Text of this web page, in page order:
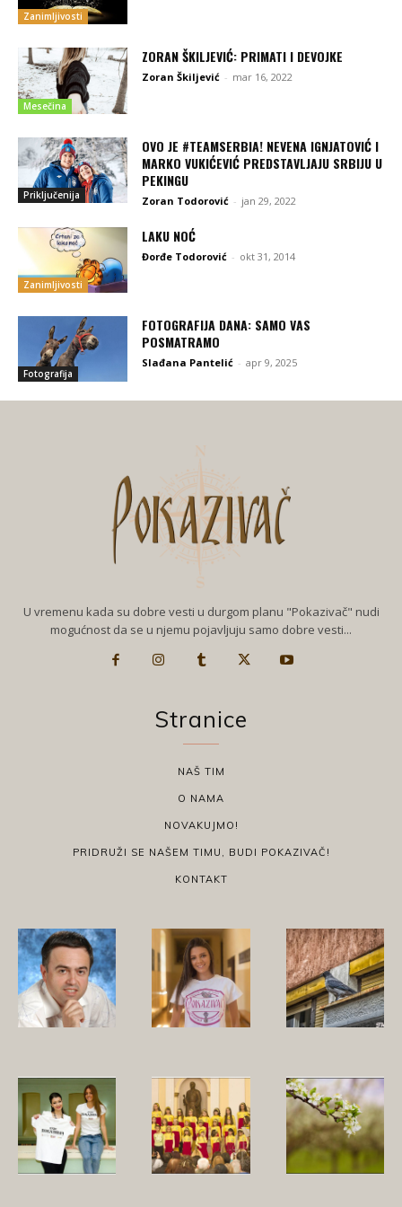
Zanimljivosti
Mesečina
ZORAN ŠKILJEVIĆ: PRIMATI I DEVOJKE
Zoran Škiljević - mar 16, 2022
Priključenija
OVO JE #TEAMSERBIA! NEVENA IGNJATOVIĆ I
MARKO VUKIĆEVIĆ PREDSTAVLJAJU SRBIJU U
PEKINGU
Zoran Todorović - jan 29, 2022
Zanimljivosti
LAKU NOĆ
Đorđe Todorović - okt 31, 2014
Fotografija
FOTOGRAFIJA DANA: SAMO VAS
POSMATRAMO
Slađana Pantelić - apr 9, 2025
U vremenu kada su dobre vesti u durgom planu "Pokazivač" nudi
mogućnost da se u njemu pojavljuju samo dobre vesti...
Stranice
NAŠ TIM
O NAMA
NOVAKUJMO!
PRIDRUŽI SE NAŠEM TIMU, BUDI POKAZIVAČ!
KONTAKT